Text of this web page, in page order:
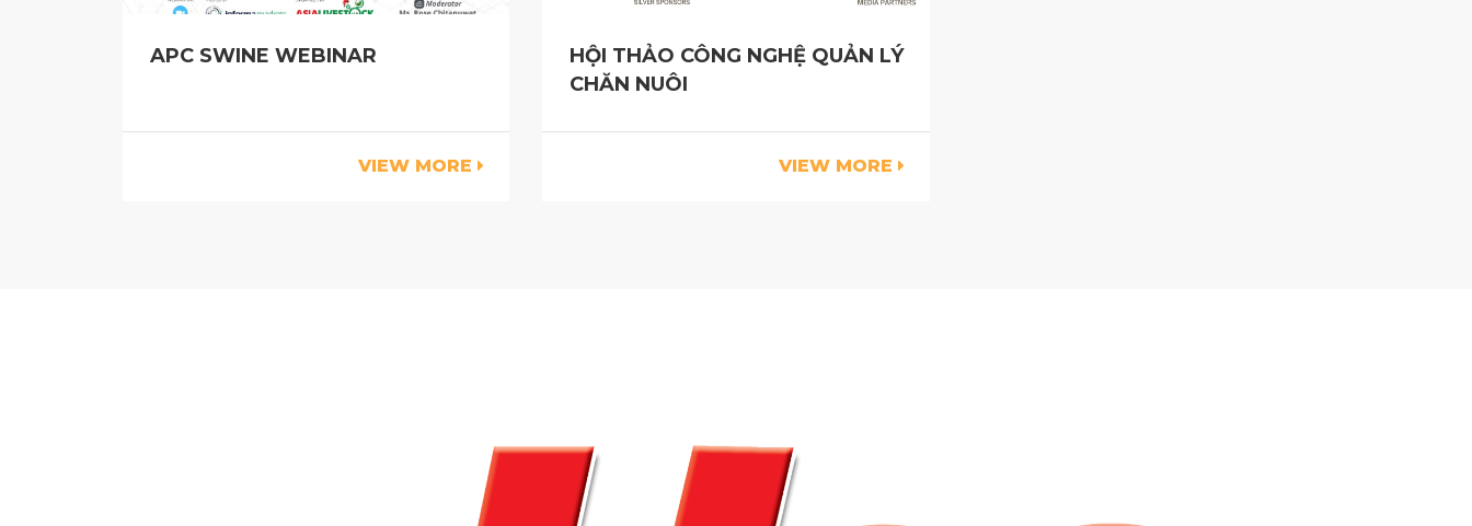
APC SWINE WEBINAR
VIEW MORE
HỘI THẢO CÔNG NGHỆ QUẢN LÝ
CHĂN NUÔI
VIEW MORE